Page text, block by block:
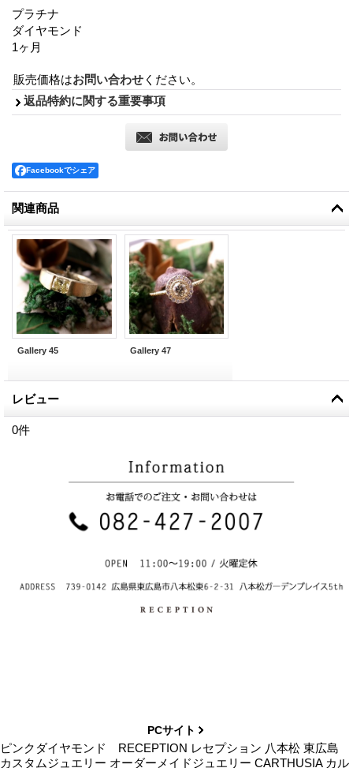
プラチナ
ダイヤモンド
1ヶ月
販売価格はお問い合わせ ください。
返品特約に関する重要事項
Facebookでシェア
関連商品
Gallery 45 Gallery 47
レビュー
0件
PCサイト
ピンクダイヤモンド RECEPTION レセプション 八本松 東広島
カスタムジュエリー オーダーメイドジュエリー CARTHUSIA カル